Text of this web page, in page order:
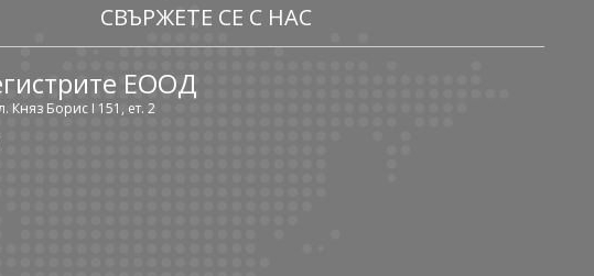
СВЪРЖЕТЕ СЕ С НАС
ЕООД
Княз Борис I 151, ет. 2